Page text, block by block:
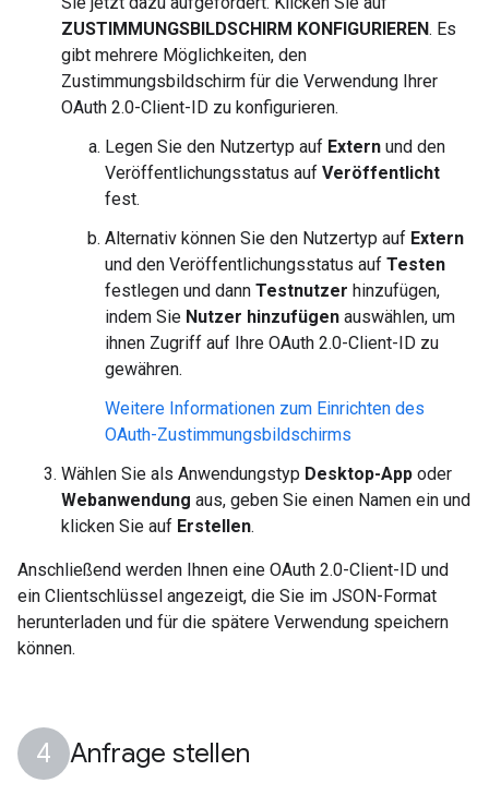
ZUSTIMMUNGSBILDSCHIRM KONFIGURIEREN. Es
gibt mehrere Möglichkeiten, den
Zustimmungsbildschirm für die Verwendung Ihrer
OAuth 2.0-Client-ID zu konfigurieren.
Legen Sie den Nutzertyp auf Extern und den
Veröffentlichungsstatus auf Veröffentlicht
fest.
Alternativ können Sie den Nutzertyp auf Extern
und den Veröffentlichungsstatus auf Testen
festlegen und dann Testnutzer hinzufügen,
indem Sie Nutzer hinzufügen auswählen, um
ihnen Zugriff auf Ihre OAuth 2.0-Client-ID zu
gewähren.
Weitere Informationen zum Einrichten des
OAuth-Zustimmungsbildschirms
Wählen Sie als Anwendungstyp Desktop-App oder
Webanwendung aus, geben Sie einen Namen ein und
klicken Sie auf Erstellen.
Anschließend werden Ihnen eine OAuth 2.0-Client-ID und
ein Clientschlüssel angezeigt, die Sie im JSON-Format
herunterladen und für die spätere Verwendung speichern
können.
Anfrage stellen